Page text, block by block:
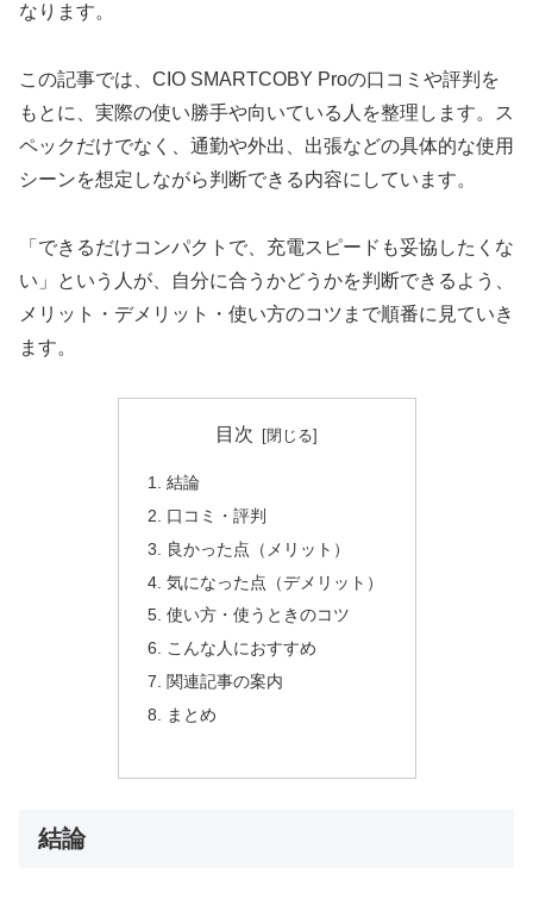
なります。
この記事では、CIO SMARTCOBY Proの口コミや評判を
もとに、実際の使い勝手や向いている人を整理します。ス
ペックだけでなく、通勤や外出、出張などの具体的な使用
シーンを想定しながら判断できる内容にしています。
「できるだけコンパクトで、充電スピードも妥協したくな
い」という人が、自分に合うかどうかを判断できるよう、
メリット・デメリット・使い方のコツまで順番に見ていき
ます。
目次
結論
口コミ・評判
良かった点（メリット）
気になった点（デメリット）
使い方・使うときのコツ
こんな人におすすめ
関連記事の案内
まとめ
結論